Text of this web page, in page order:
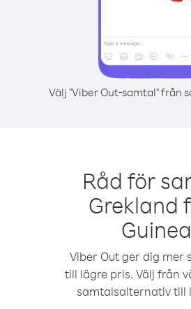
Välj "Viber Out-samtal" från
Råd för
Grekland
Guinea
Viber Out ger dig mer
till lägre pris. Välj från
samtalsalternativ till